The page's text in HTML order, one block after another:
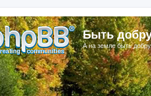
Быть
А на земле быть